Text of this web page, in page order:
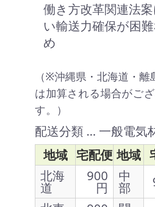
働き方改革関連法
い輸送力確保が困
め
（※沖縄県・北海道・離
は加算される場合がご
す。）
配送分類 … 一般電気
地域 宅配便 地域
北海
道
900
円
中
部